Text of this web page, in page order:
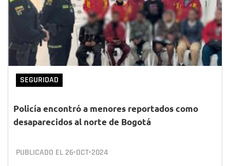
SEGURIDAD
Policía encontró a menores reportados como
desaparecidos al norte de Bogotá
PUBLICADO EL 26•OCT•2024